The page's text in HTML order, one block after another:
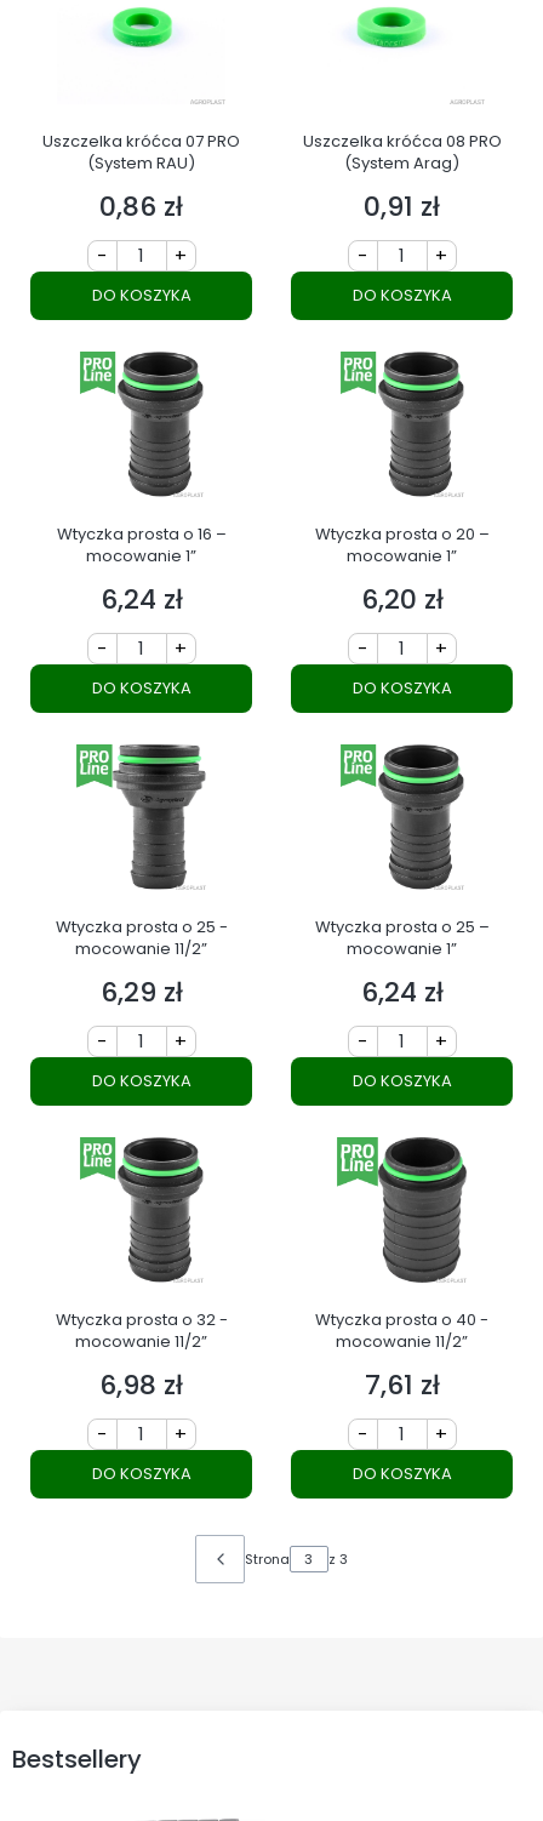
Uszczelka króćca 07 PRO
(System RAU)
Cena
0,86 zł
- +
DO KOSZYKA
Uszczelka króćca 08 PRO
(System Arag)
Cena
0,91 zł
- +
DO KOSZYKA
Wtyczka prosta o 16 –
mocowanie 1”
Cena
6,24 zł
- +
DO KOSZYKA
Wtyczka prosta o 20 –
mocowanie 1”
Cena
6,20 zł
- +
DO KOSZYKA
Wtyczka prosta o 25 -
mocowanie 11/2”
Cena
6,29 zł
- +
DO KOSZYKA
Wtyczka prosta o 25 –
mocowanie 1”
Cena
6,24 zł
- +
DO KOSZYKA
Wtyczka prosta o 32 -
mocowanie 11/2”
Cena
6,98 zł
- +
DO KOSZYKA
Wtyczka prosta o 40 -
mocowanie 11/2”
Cena
7,61 zł
- +
DO KOSZYKA
Strona z 3
Bestsellery